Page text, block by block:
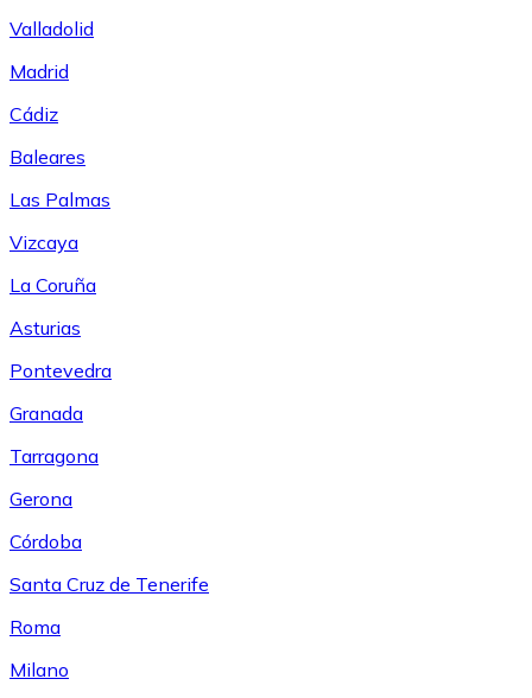
Valladolid
Madrid
Cádiz
Baleares
Las Palmas
Vizcaya
La Coruña
Asturias
Pontevedra
Granada
Tarragona
Gerona
Córdoba
Santa Cruz de Tenerife
Roma
Milano